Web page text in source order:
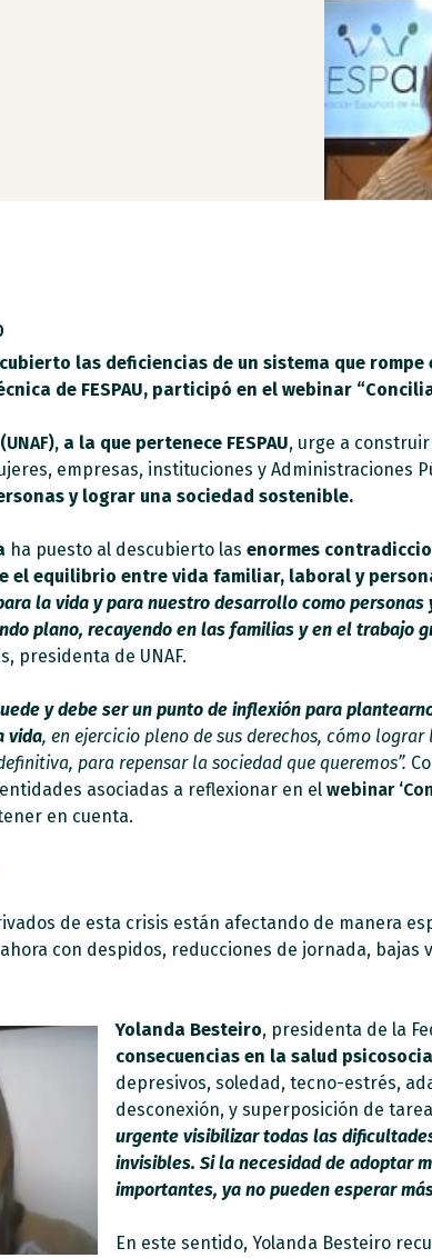
las deficiencias de un sistema que
de FESPAU, participó en el webinar
a la que pertenece FESPAU, urge a
empresas, instituciones y Administraciones
y lograr una sociedad sostenible.
ha puesto al descubierto las enormes
el equilibrio entre vida familiar, laboral y
la vida y para nuestro desarrollo como personas
plano, recayendo en las familias y en el trabajo
presidenta de UNAF.
y debe ser un punto de inflexión para
vida, en ejercicio pleno de sus derechos, cómo lograr
para repensar la sociedad que queremos”.
asociadas a reflexionar en el webinar
en cuenta.
de esta crisis están afectando de manera
con despidos, reducciones de jornada,
Yolanda Besteiro, presidenta de la
consecuencias en la salud
depresivos, soledad, tecno-estrés,
desconexión, y superposición de
urgente visibilizar todas las
invisibles. Si la necesidad de adoptar
importantes, ya no pueden esperar
En este sentido, Yolanda Besteiro